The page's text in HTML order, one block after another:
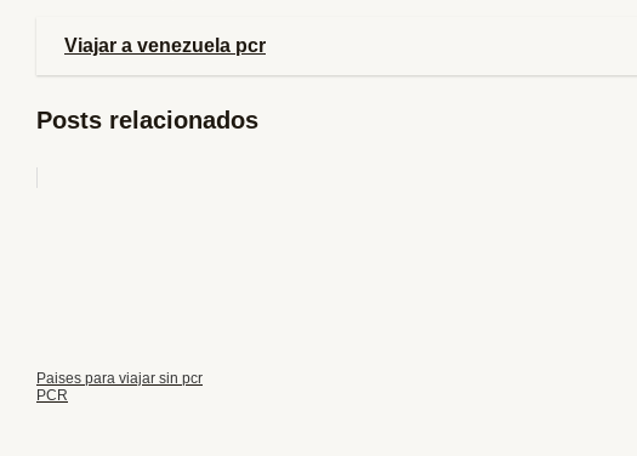
Viajar a venezuela pcr
Posts relacionados
Paises para viajar sin pcr
PCR